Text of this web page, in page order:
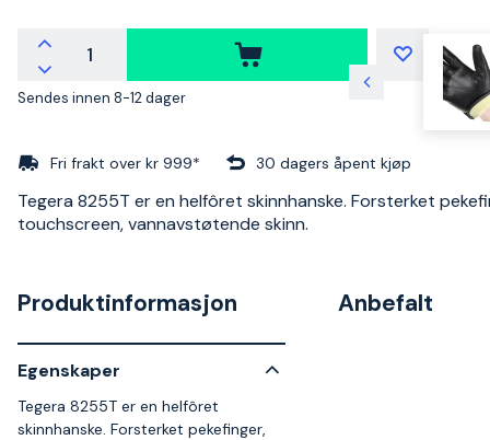
Sendes innen 8-12 dager
Fri frakt over kr 999* 30 dagers åpent kjøp
Tegera 8255T er en helfôret skinnhanske. Forsterket
touchscreen, vannavstøtende skinn.
Produktinformasjon
Egenskaper
Tegera 8255T er en helfôret
skinnhanske. Forsterket pekefinger,
Anbefalt